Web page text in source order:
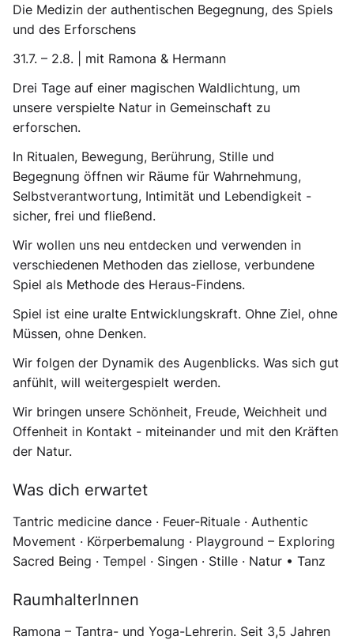
Die Medizin der authentischen Begegnung, des Spiels
und des Erforschens
31.7. – 2.8. | mit Ramona & Hermann
Drei Tage auf einer magischen Waldlichtung, um
unsere verspielte Natur in Gemeinschaft zu
erforschen.
In Ritualen, Bewegung, Berührung, Stille und
Begegnung öffnen wir Räume für Wahrnehmung,
Selbstverantwortung, Intimität und Lebendigkeit -
sicher, frei und fließend.
Wir wollen uns neu entdecken und verwenden in
verschiedenen Methoden das ziellose, verbundene
Spiel als Methode des Heraus-Findens.
Spiel ist eine uralte Entwicklungskraft. Ohne Ziel, ohne
Müssen, ohne Denken.
Wir folgen der Dynamik des Augenblicks. Was sich gut
anfühlt, will weitergespielt werden.
Wir bringen unsere Schönheit, Freude, Weichheit und
Offenheit in Kontakt - miteinander und mit den Kräften
der Natur.
Was dich erwartet
Tantric medicine dance · Feuer-Rituale · Authentic
Movement · Körperbemalung · Playground – Exploring
Sacred Being · Tempel · Singen · Stille · Natur • Tanz
RaumhalterInnen
Ramona – Tantra- und Yoga-Lehrerin. Seit 3,5 Jahren